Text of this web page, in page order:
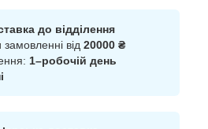
до відділення
від 20000 ₴
1–робочій день